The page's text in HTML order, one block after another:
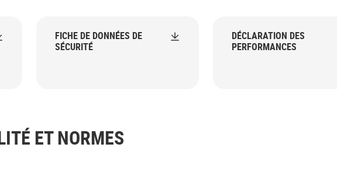
FICHE DE DONNÉES DE
SÉCURITÉ
DÉCLARATION DES
PERFORMANCES
ET NORMES